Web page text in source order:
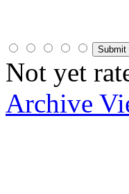
Not yet
Archive